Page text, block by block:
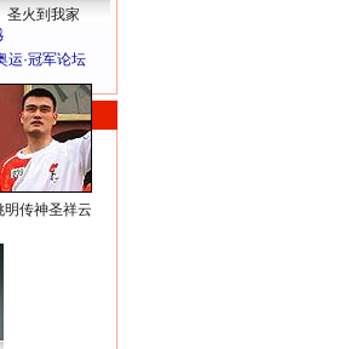
圣火到我家
运·冠军论坛
明传神圣祥云